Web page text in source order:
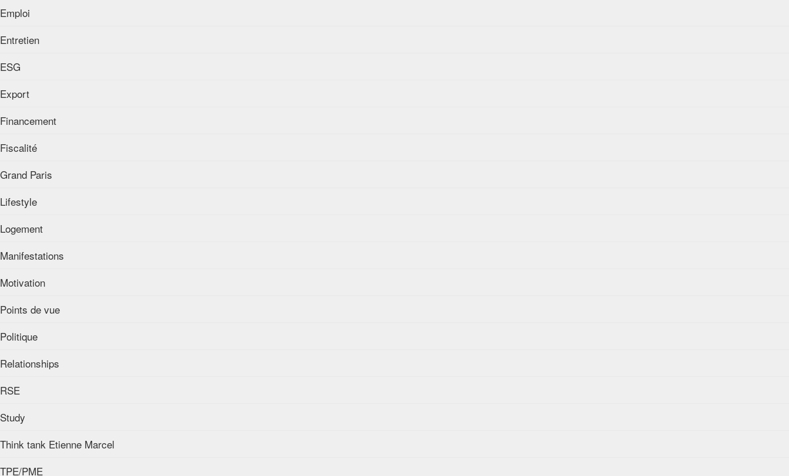
Emploi
Entretien
ESG
Export
Financement
Fiscalité
Grand Paris
Lifestyle
Logement
Manifestations
Motivation
Points de vue
Politique
Relationships
RSE
Study
Think tank Etienne Marcel
TPE/PME